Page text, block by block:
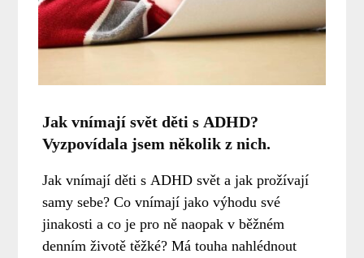
Jak vnímají svět děti s ADHD?
Vyzpovídala jsem několik z nich.
Jak vnímají děti s ADHD svět a jak prožívají
samy sebe? Co vnímají jako výhodu své
jinakosti a co je pro ně naopak v běžném
denním životě těžké? Má touha nahlédnout